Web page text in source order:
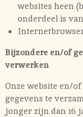
websites heen
onderdeel is
Bijzondere en/of
verwerken
Onze website en/
gegevens te
jonger zijn dan 16